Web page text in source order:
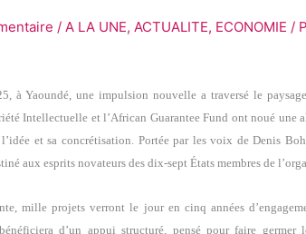
/ A LA UNE, ACTUALITE, ECONOMIE /
à Yaoundé, une impulsion nouvelle a traversé le
Intellectuelle et l’African Guarantee Fund ont noué une
et sa concrétisation. Portée par les voix de Denis
aux esprits novateurs des dix-sept États membres de
mille projets verront le jour en cinq années
d’un appui structuré, pensé pour faire